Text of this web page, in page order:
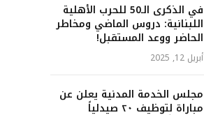
في الذكرى الـ50 للحرب الأهلية
اللبنانية: دروس الماضي ومخاطر
الحاضر ووعد المستقبل!
أبريل 12, 2025
مجلس الخدمة المدنية يعلن عن
مباراة لتوظيف ٢٠ صيدلياً